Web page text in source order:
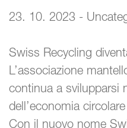
23. 10. 2023 -
Swiss Recycling
L’associazione
continua a svilupparsi
dell’economia
Con il nuovo nome